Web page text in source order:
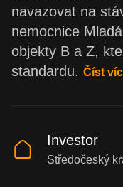
navazovat na
nemocnice
objekty B a Z,
standardu. Číst
Investor
Středočeský